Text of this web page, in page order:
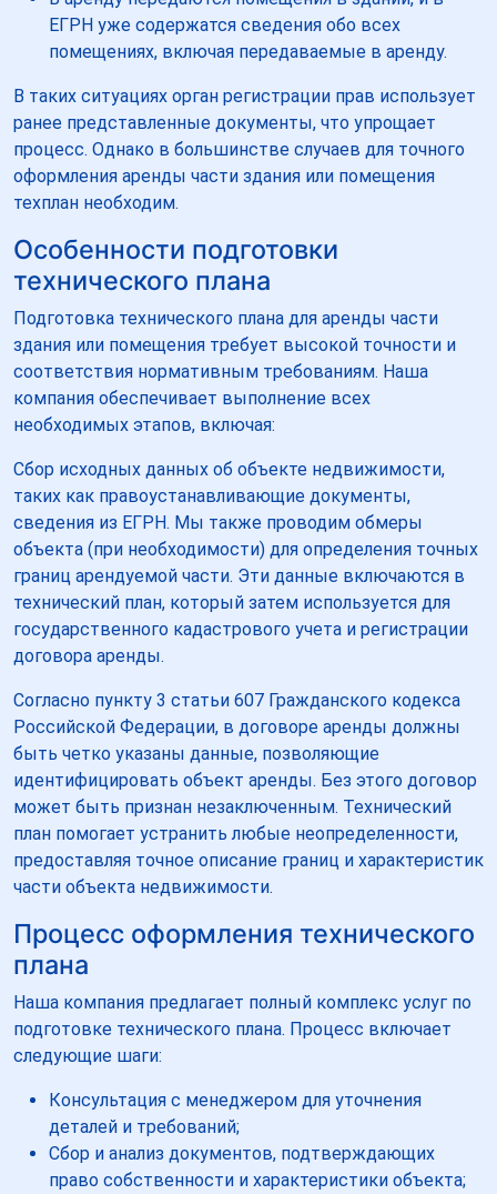
ЕГРН уже содержатся сведения обо всех
помещениях, включая передаваемые в аренду.
В таких ситуациях орган регистрации прав использует
ранее представленные документы, что упрощает
процесс. Однако в большинстве случаев для точного
оформления аренды части здания или помещения
техплан необходим.
Особенности подготовки
технического плана
Подготовка технического плана для аренды части
здания или помещения требует высокой точности и
соответствия нормативным требованиям. Наша
компания обеспечивает выполнение всех
необходимых этапов, включая:
Сбор исходных данных об объекте недвижимости,
таких как правоустанавливающие документы,
сведения из ЕГРН. Мы также проводим обмеры
объекта (при необходимости) для определения точных
границ арендуемой части. Эти данные включаются в
технический план, который затем используется для
государственного кадастрового учета и регистрации
договора аренды.
Согласно пункту 3 статьи 607 Гражданского кодекса
Российской Федерации, в договоре аренды должны
быть четко указаны данные, позволяющие
идентифицировать объект аренды. Без этого договор
может быть признан незаключенным. Технический
план помогает устранить любые неопределенности,
предоставляя точное описание границ и характеристик
части объекта недвижимости.
Процесс оформления технического
плана
Наша компания предлагает полный комплекс услуг по
подготовке технического плана. Процесс включает
следующие шаги:
Консультация с менеджером для уточнения
деталей и требований;
Сбор и анализ документов, подтверждающих
право собственности и характеристики объекта;